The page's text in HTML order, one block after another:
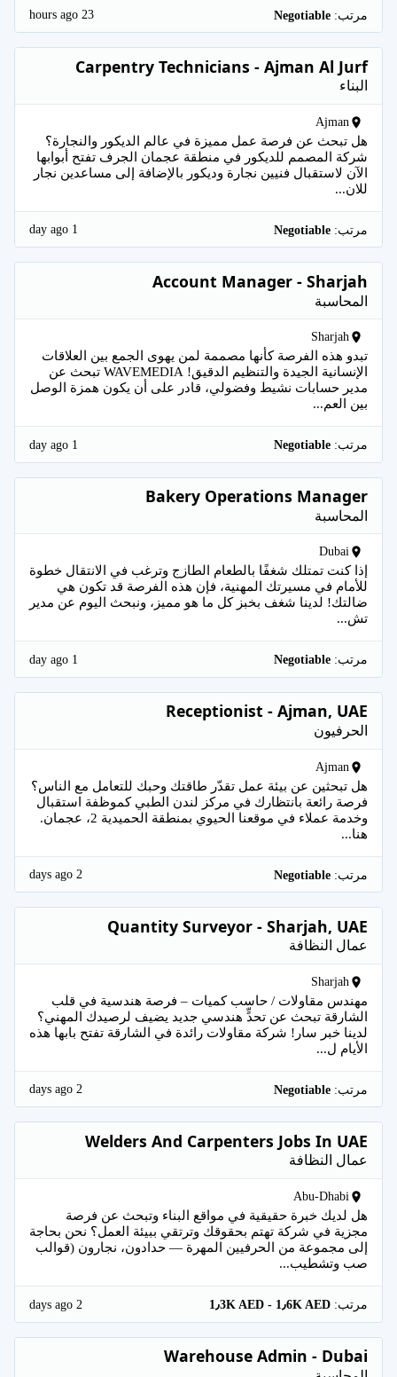
مرتب: 23 hours ago
Carpentry Technicians - Ajman Al Jurf
البناء
Ajman
هل تبحث عن فرصة عمل مميزة في عالم الديكور والنجارة؟
شركة المصمم للديكور في منطقة عجمان الجرف تفتح أبوابها
الآن لاستقبال فنيين نجارة وديكور بالإضافة إلى مساعدين نجار
للان...
مرتب: 1 day ago
Account Manager - Sharjah
المحاسبة
Sharjah
تبدو هذه الفرصة كأنها مصممة لمن يهوى الجمع بين العلاقات
الإنسانية الجيدة والتنظيم الدقيق! WAVEMEDIA تبحث عن
مدير حسابات نشيط وفضولي، قادر على أن يكون همزة الوصل
بين العم...
مرتب: 1 day ago
Bakery Operations Manager
المحاسبة
Dubai
إذا كنت تمتلك شغفًا بالطعام الطازج وترغب في الانتقال خطوة
للأمام في مسيرتك المهنية، فإن هذه الفرصة قد تكون هي
ضالتك! لدينا شغف بخبز كل ما هو مميز، ونبحث اليوم عن مدير
تش...
مرتب: 1 day ago
Receptionist - Ajman, UAE
الحرفيون
Ajman
هل تبحثين عن بيئة عمل تقدّر طاقتك وحبك للتعامل مع الناس؟
فرصة رائعة بانتظارك في مركز لندن الطبي كموظفة استقبال
وخدمة عملاء في موقعنا الحيوي بمنطقة الحميدية 2، عجمان.
هنا...
مرتب: 2 days ago
Quantity Surveyor - Sharjah, UAE
عمال النظافة
Sharjah
مهندس مقاولات / حاسب كميات – فرصة هندسية في قلب
الشارقة تبحث عن تحدٍّ هندسي جديد يضيف لرصيدك المهني؟
لدينا خبر سار! شركة مقاولات رائدة في الشارقة تفتح بابها هذه
الأيام ل...
مرتب: 2 days ago
Welders And Carpenters Jobs In UAE
عمال النظافة
Abu-Dhabi
هل لديك خبرة حقيقية في مواقع البناء وتبحث عن فرصة
مجزية في شركة تهتم بحقوقك وترتقي ببيئة العمل؟ نحن بحاجة
إلى مجموعة من الحرفيين المهرة — حدادون، نجارون (قوالب
صب وتشطيب...
مرتب: 2 days ago
Warehouse Admin - Dubai